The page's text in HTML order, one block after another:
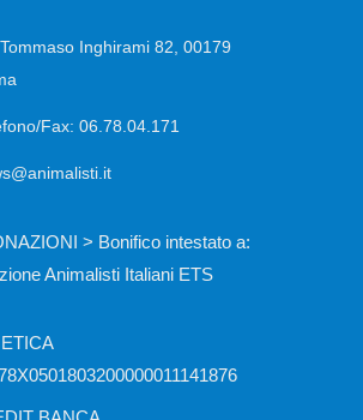
Inghirami 82, 00179
Fax: 06.78.04.171
> Bonifico intestato a:
Animalisti Italiani ETS